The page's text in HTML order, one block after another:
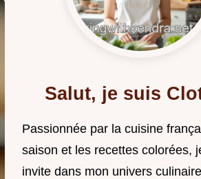
Salut, je suis
Passionnée par la cuisine
saison et les recettes colorées,
invite dans mon univers